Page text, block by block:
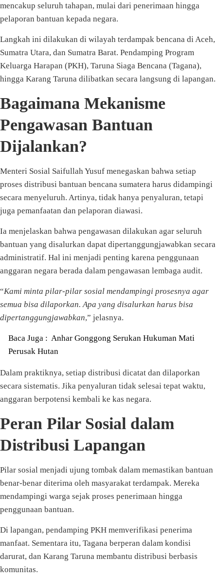
mencakup seluruh tahapan, mulai dari penerimaan hingga
pelaporan bantuan kepada negara.
Langkah ini dilakukan di wilayah terdampak bencana di Aceh,
Sumatra Utara, dan Sumatra Barat. Pendamping Program
Keluarga Harapan (PKH), Taruna Siaga Bencana (Tagana),
hingga Karang Taruna dilibatkan secara langsung di lapangan.
Bagaimana Mekanisme
Pengawasan Bantuan
Dijalankan?
Menteri Sosial Saifullah Yusuf menegaskan bahwa setiap
proses distribusi bantuan bencana sumatera harus didampingi
secara menyeluruh. Artinya, tidak hanya penyaluran, tetapi
juga pemanfaatan dan pelaporan diawasi.
Ia menjelaskan bahwa pengawasan dilakukan agar seluruh
bantuan yang disalurkan dapat dipertanggungjawabkan secara
administratif. Hal ini menjadi penting karena penggunaan
anggaran negara berada dalam pengawasan lembaga audit.
“Kami minta pilar-pilar sosial mendampingi prosesnya agar
semua bisa dilaporkan. Apa yang disalurkan harus bisa
dipertanggungjawabkan,” jelasnya.
Baca Juga : Anhar Gonggong Serukan Hukuman Mati
Perusak Hutan
Dalam praktiknya, setiap distribusi dicatat dan dilaporkan
secara sistematis. Jika penyaluran tidak selesai tepat waktu,
anggaran berpotensi kembali ke kas negara.
Peran Pilar Sosial dalam
Distribusi Lapangan
Pilar sosial menjadi ujung tombak dalam memastikan bantuan
benar-benar diterima oleh masyarakat terdampak. Mereka
mendampingi warga sejak proses penerimaan hingga
penggunaan bantuan.
Di lapangan, pendamping PKH memverifikasi penerima
manfaat. Sementara itu, Tagana berperan dalam kondisi
darurat, dan Karang Taruna membantu distribusi berbasis
komunitas.